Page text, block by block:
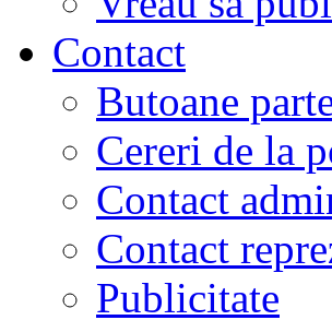
Contact
Butoane
Cereri de la
Contact
Contact
Publicitate